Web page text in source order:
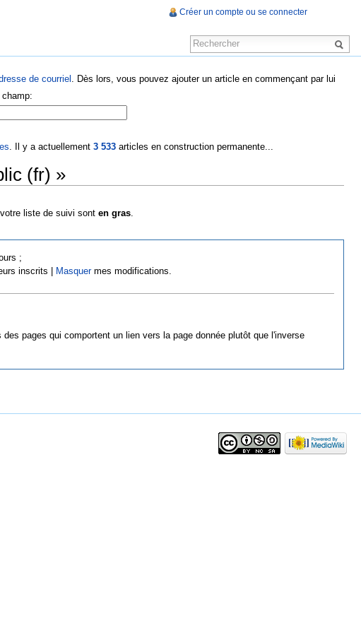
de courriel . Dès lors, vous pouvez ajouter un article en commençant par lui
. Il y a actuellement 3 533articles en construction permanente...
(fr) »
liste de suivi sont en gras.
;
inscrits | Masquermes modifications.
pages qui comportent un lien vers la page donnée plutôt que l'inverse
Créer un compte ou se connecter